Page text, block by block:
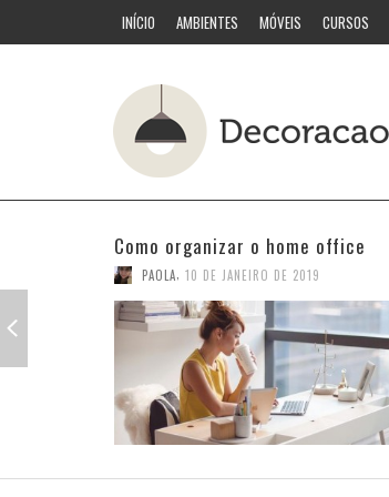
INÍCIO AMBIENTES MÓVEIS CURSOS
Como acertar nas combinações
coloridas
PAOLA, 3 DE JANEIRO DE 2019